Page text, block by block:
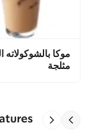
موكا بالشوكولاته
مثلجة